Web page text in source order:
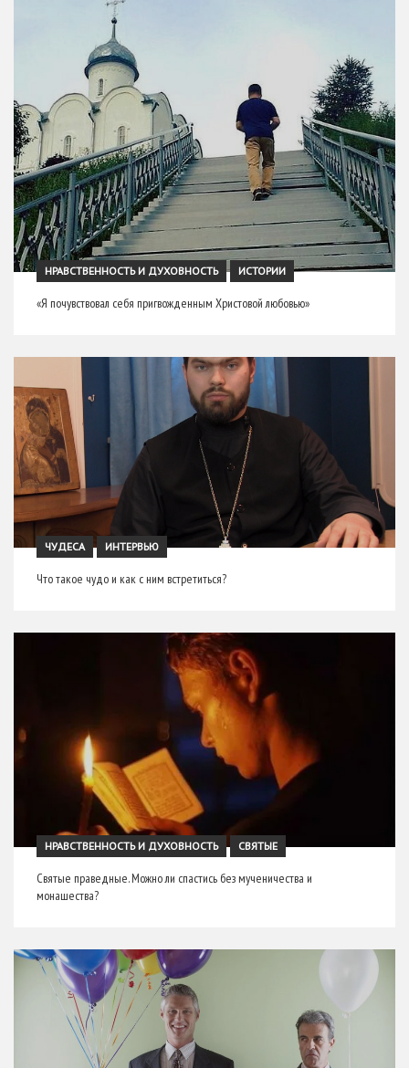
НРАВСТВЕННОСТЬ И ДУХОВНОСТЬ ИСТОРИИ
«Я почувствовал себя пригвожденным Христовой любовью»
ЧУДЕСА ИНТЕРВЬЮ
Что такое чудо и как с ним встретиться?
НРАВСТВЕННОСТЬ И ДУХОВНОСТЬ СВЯТЫЕ
Святые праведные. Можно ли спастись без мученичества и
монашества?